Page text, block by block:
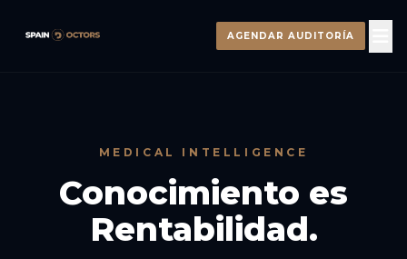
AGENDAR AUDITORÍA
MEDICAL INTELLIGENCE
Conocimiento es
Rentabilidad.